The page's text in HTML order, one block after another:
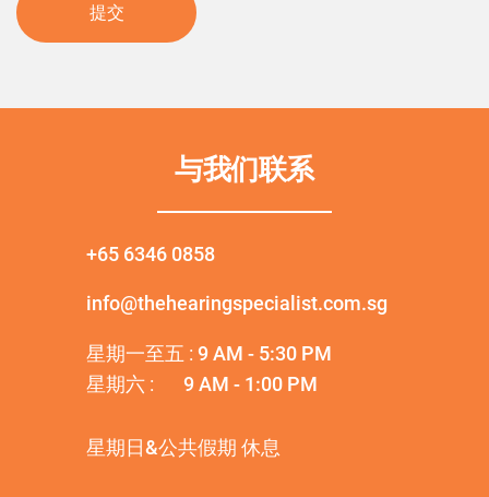
提交
与我们联系
+65 6346 0858
info@thehearingspecialist.com.sg
星期一至五 : 9 AM - 5:30 PM
星期六 :
9 AM - 1:00 PM
星期日&公共假期 休息